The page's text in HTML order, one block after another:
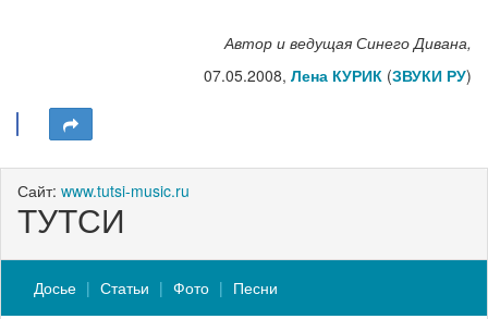
Автор и ведущая Синего Дивана,
07.05.2008, Лена КУРИК (ЗВУКИ РУ)
Сайт: www.tutsi-music.ru
ТУТСИ
Досье Статьи Фото Песни